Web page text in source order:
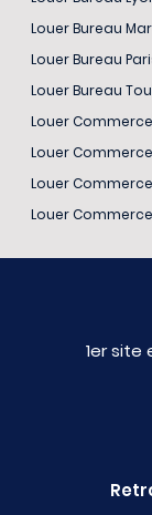
Louer Bureau
Louer Bureau
Louer Bureau
Louer
Louer
Louer
Louer
1er site